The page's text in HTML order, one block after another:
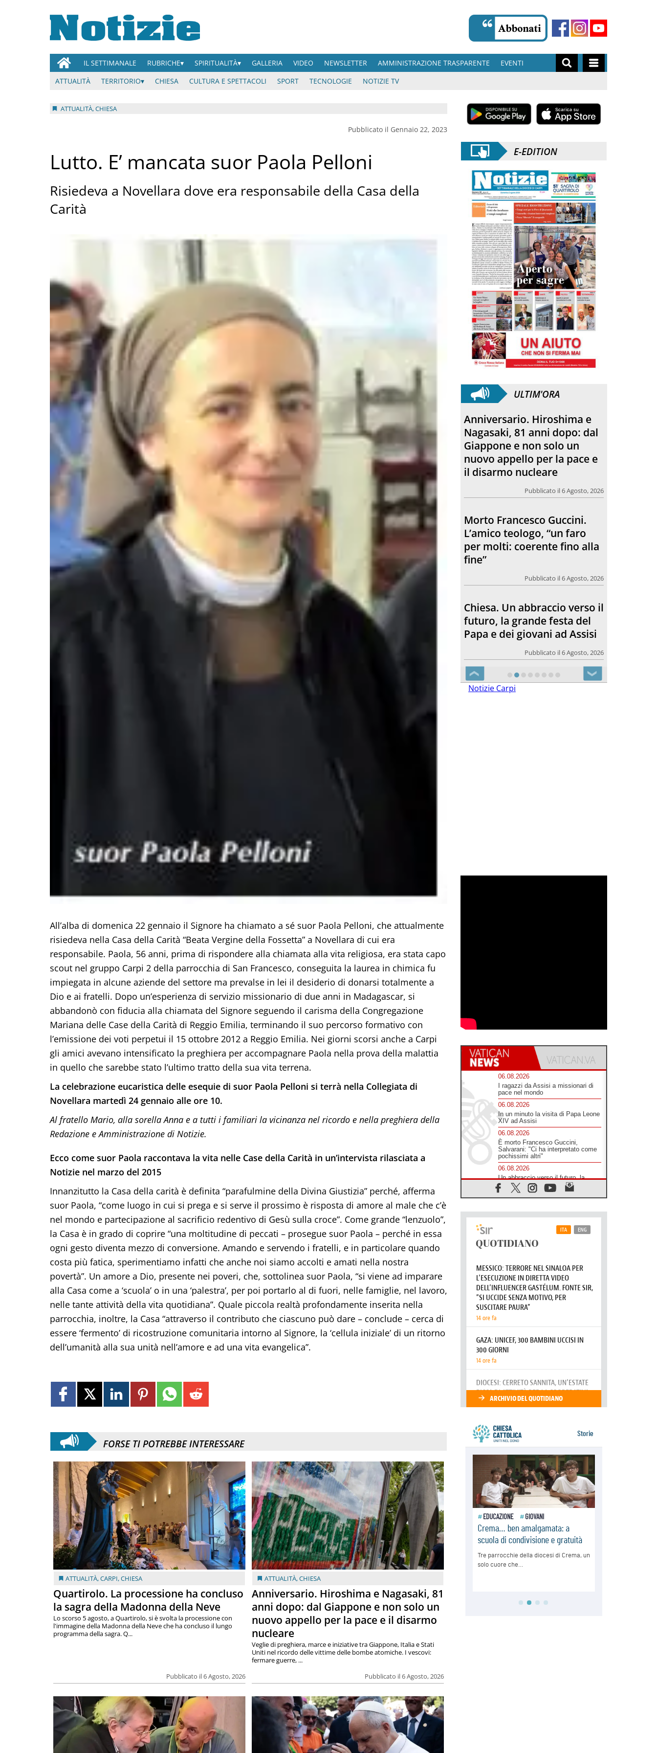
IL SETTIMANALE RUBRICHE SPIRITUALITÀ GALLERIA VIDEO NEWSLETTER AMMINISTRAZIONE TRASPARENTE
EVENTI
ATTUALITÀ
TERRITORIO CHIESA CULTURA E SPETTACOLI SPORT TECNOLOGIE NOTIZIE TV
ATTUALITÀ, CHIESA
Pubblicato il Gennaio 22, 2023
Lutto. E’ mancata suor Paola Pelloni
Risiedeva a Novellara dove era responsabile della Casa della
Carità
All’alba di domenica 22 gennaio il Signore ha chiamato a sé suor Paola Pelloni, che attualmente
risiedeva nella Casa della Carità “Beata Vergine della Fossetta” a Novellara di cui era
responsabile. Paola, 56 anni, prima di rispondere alla chiamata alla vita religiosa, era stata capo
scout nel gruppo Carpi 2 della parrocchia di San Francesco, conseguita la laurea in chimica fu
impiegata in alcune aziende del settore ma prevalse in lei il desiderio di donarsi totalmente a
Dio e ai fratelli. Dopo un’esperienza di servizio missionario di due anni in Madagascar, si
abbandonò con fiducia alla chiamata del Signore seguendo il carisma della Congregazione
Mariana delle Case della Carità di Reggio Emilia, terminando il suo percorso formativo con
l’emissione dei voti perpetui il 15 ottobre 2012 a Reggio Emilia. Nei giorni scorsi anche a Carpi
gli amici avevano intensificato la preghiera per accompagnare Paola nella prova della malattia
in quello che sarebbe stato l’ultimo tratto della sua vita terrena.
La celebrazione eucaristica delle esequie di suor Paola Pelloni si terrà nella Collegiata di
Novellara martedì 24 gennaio alle ore 10.
Al fratello Mario, alla sorella Anna e a tutti i familiari la vicinanza nel ricordo e nella preghiera della
Redazione e Amministrazione di Notizie.
Ecco come suor Paola raccontava la vita nelle Case della Carità in un’intervista rilasciata a
Notizie nel marzo del 2015
Innanzitutto la Casa della carità è definita “parafulmine della Divina Giustizia” perché, afferma
suor Paola, “come luogo in cui si prega e si serve il prossimo è risposta di amore al male che c’è
nel mondo e partecipazione al sacrificio redentivo di Gesù sulla croce”. Come grande “lenzuolo”,
la Casa è in grado di coprire “una moltitudine di peccati – prosegue suor Paola – perché in essa
ogni gesto diventa mezzo di conversione. Amando e servendo i fratelli, e in particolare quando
costa più fatica, sperimentiamo infatti che anche noi siamo accolti e amati nella nostra
povertà”. Un amore a Dio, presente nei poveri, che, sottolinea suor Paola, “si viene ad imparare
alla Casa come a ‘scuola’ o in una ‘palestra’, per poi portarlo al di fuori, nelle famiglie, nel lavoro,
nelle tante attività della vita quotidiana”. Quale piccola realtà profondamente inserita nella
parrocchia, inoltre, la Casa “attraverso il contributo che ciascuno può dare – conclude – cerca di
essere ‘fermento’ di ricostruzione comunitaria intorno al Signore, la ‘cellula iniziale’ di un ritorno
dell’umanità alla sua unità nell’amore e ad una vita evangelica”.
FORSE TI POTREBBE INTERESSARE
ATTUALITÀ,CARPI,CHIESA
Quartirolo. La processione ha concluso
la sagra della Madonna della Neve
Pubblicato il 6 Agosto, 2026
Lo scorso 5 agosto, a Quartirolo, si è svolta la processione con
l'immagine della Madonna della Neve che ha concluso il lungo
programma della sagra. Q...
ATTUALITÀ,CHIESA
Anniversario. Hiroshima e Nagasaki, 81
anni dopo: dal Giappone e non solo un
nuovo appello per la pace e il disarmo
nucleare
Pubblicato il 6 Agosto, 2026
Veglie di preghiera, marce e iniziative tra Giappone, Italia e Stati
Uniti nel ricordo delle vittime delle bombe atomiche. I vescovi:
fermare guerre, ...
E-EDITION
ULTIM'ORA
Morto Francesco Guccini.
L’amico teologo, “un faro
per molti: coerente fino alla
fine”
Pubblicato il 6 Agosto, 2026
Chiesa. Un abbraccio verso il
futuro, la grande festa del
Papa e dei giovani ad Assisi
“La pace nasce dalle
relazioni”
❮ ❯
Notizie Carpi
06.08.2026
I ragazzi da Assisi a missionari di
pace nel mondo
06.08.2026
In un minuto la visita di Papa Leone
XIV ad Assisi
06.08.2026
È morto Francesco Guccini,
Salvarani: "Ci ha interpretato come
pochissimi altri"
06.08.2026
Un abbraccio verso il futuro, la
grande festa del Papa e dei giovani
ad Assisi
Il grazie dei giovani al Papa: "Oggi
ci sentiamo Chiesa"
Leone XIV: la rivoluzione del
Vangelo abbatte i muri che
06.08.2026
Fra Marco Vianelli: alla scuola di
san Francesco per imparare il
Vangelo della pace
06.08.2026
Hiroshima, ad 81 anni dalla bomba
mondiale
06.08.2026
Il Papa con i giovani ad Assisi:
costruire la civiltà dell'amore non
Hiroshima e Nagasaki, 81 anni
dopo. Al via i "dieci giorni di
preghiera per la pace"